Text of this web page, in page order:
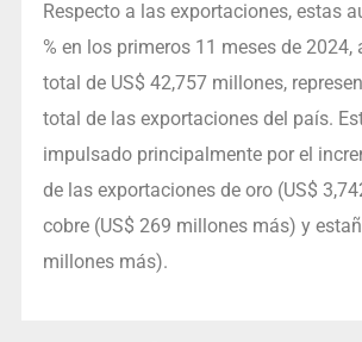
Respecto a las exportaciones, estas
% en los primeros 11 meses de 2024,
total de US$ 42,757 millones,
total de las exportaciones del país.
impulsado principalmente por el
de las exportaciones de oro (US$
cobre (US$ 269 millones más) y
millones más).